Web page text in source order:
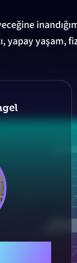
yapay yaşam,